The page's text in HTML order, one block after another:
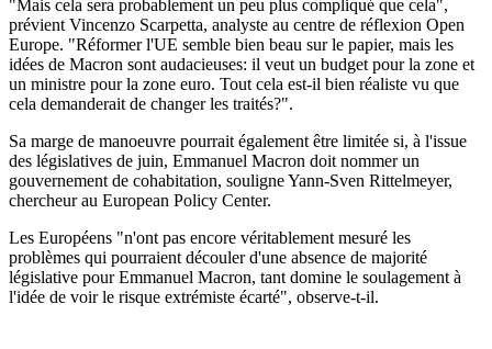
"Mais cela sera probablement un peu plus compliqué que cela",
prévient Vincenzo Scarpetta, analyste au centre de réflexion Open
Europe. "Réformer l'UE semble bien beau sur le papier, mais les
idées de Macron sont audacieuses: il veut un budget pour la zone et
un ministre pour la zone euro. Tout cela est-il bien réaliste vu que
cela demanderait de changer les traités?".
Sa marge de manoeuvre pourrait également être limitée si, à l'issue
des législatives de juin, Emmanuel Macron doit nommer un
gouvernement de cohabitation, souligne Yann-Sven Rittelmeyer,
chercheur au European Policy Center.
Les Européens "n'ont pas encore véritablement mesuré les
problèmes qui pourraient découler d'une absence de majorité
législative pour Emmanuel Macron, tant domine le soulagement à
l'idée de voir le risque extrémiste écarté", observe-t-il.